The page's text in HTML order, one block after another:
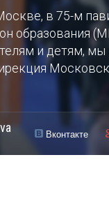
в 75-м
образования
и детям,
Вконтакте